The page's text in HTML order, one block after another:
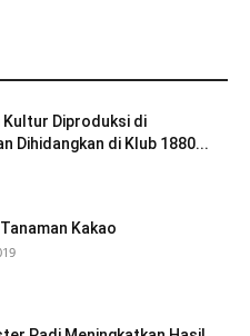
Kultur Diproduksi di
Dihidangkan di Klub 1880...
Kakao